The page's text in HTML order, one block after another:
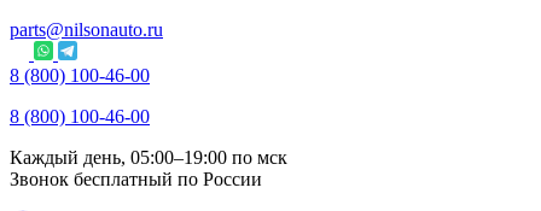
parts@nilsonauto.ru
8 (800) 100-46-00
8 (800) 100-46-00
Каждый день, 05:00–19:00 по мск
Звонок бесплатный по России